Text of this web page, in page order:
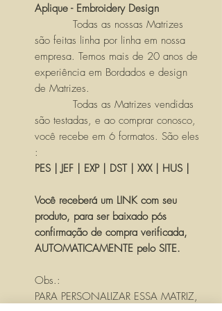
Aplique - Embroidery Design
Todas as nossas Matrizes
são feitas linha por linha em nossa
empresa. Temos mais de 20 anos de
experiência em Bordados e design
de Matrizes.
Todas as Matrizes vendidas
são testadas, e ao comprar conosco,
você recebe em 6 formatos. São eles
:
PES | JEF | EXP | DST | XXX | HUS |
Você receberá um LINK com seu
produto, para ser baixado pós
confirmação de compra verificada,
AUTOMATICAMENTE pelo SITE.
Obs.:
PARA PERSONALIZAR ESSA MATRIZ,